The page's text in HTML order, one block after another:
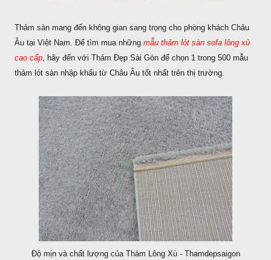
Thảm sàn mang đến không gian sang trọng cho phòng khách Châu
Âu tại Việt Nam. Để tìm mua những mẫu thảm lót sàn sofa lông xù
cao cấp, hãy đến với Thảm Đẹp Sài Gòn để chọn 1 trong 500 mẫu
thảm lót sàn nhập khẩu từ Châu Âu tốt nhất trên thị trường.
Độ mịn và chất lượng của Thảm Lông Xù - Thamdepsaigon